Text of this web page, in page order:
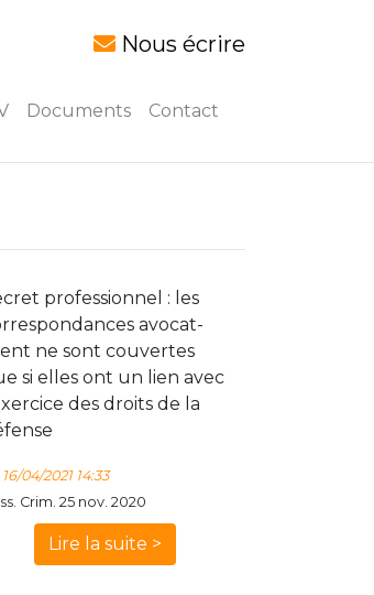
Nous écrire
Documents Contact
professionnel : les
avocat-
ne sont couvertes
si elles ont un lien avec
des droits de la
04/2021 14:33
Crim. 25 nov. 2020
Lire la suite >